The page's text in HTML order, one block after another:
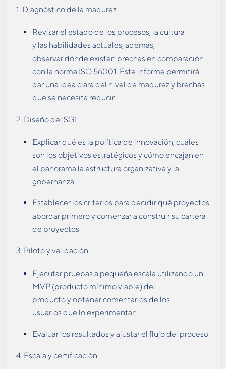
1. Diagnóstico de la madurez
Revisar el estado de los procesos, la cultura
y las habilidades actuales; además,
observar dónde existen brechas en comparación
con la norma ISO 56001. Este informe permitirá
dar una idea clara del nivel de madurez y brechas
que se necesita reducir.
2. Diseño del SGI
Explicar qué es la política de innovación, cuáles
son los objetivos estratégicos y cómo encajan en
el panorama la estructura organizativa y la
gobernanza.
Establecer los criterios para decidir qué proyectos
abordar primero y comenzar a construir su cartera
de proyectos.
3. Piloto y validación
Ejecutar pruebas a pequeña escala utilizando un
MVP (producto mínimo viable) del
producto y obtener comentarios de los
usuarios que lo experimentan.
Evaluar los resultados y ajustar el flujo del proceso.
4. Escala y certificación